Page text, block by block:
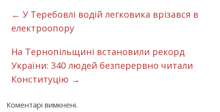
← У Теребовлі водій легковика врізався в
електроопору
На Тернопільщині встановили рекорд
України: 340 людей безперервно читали
Конституцію →
Коментарі вимкнені.